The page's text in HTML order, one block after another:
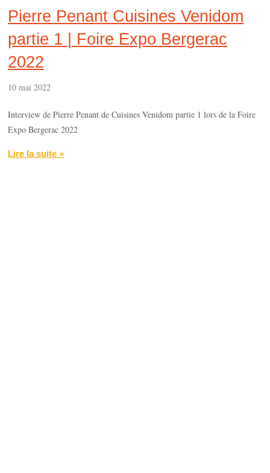
Pierre Penant Cuisines Venidom
partie 1 | Foire Expo Bergerac
2022
10 mai 2022
Interview de Pierre Penant de Cuisines Venidom partie 1 lors de la Foire
Expo Bergerac 2022
Lire la suite »